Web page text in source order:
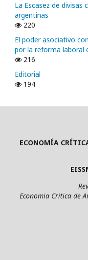
La Escasez de divisas
argentinas
220
El poder asociativo
por la reforma laboral
216
Editorial
194
ECONOMÍA
ISSN
EISSN
Revista
Economia Critica de